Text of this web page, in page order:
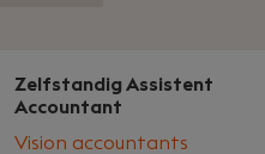
Zelfstandig Assistent
Accountant
Vision accountants